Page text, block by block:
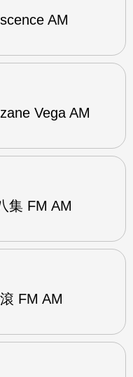
AM
Vega AM
集 FM AM
FM AM